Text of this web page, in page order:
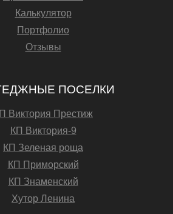
Калькулятор
Портфолио
Отзывы
ПОСЕЛКИ
Виктория Престиж
КП Виктория-9
КП Зеленая роща
КП Приморский
КП Знаменский
Хутор Ленина